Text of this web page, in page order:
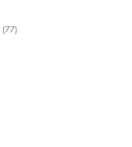
(77)